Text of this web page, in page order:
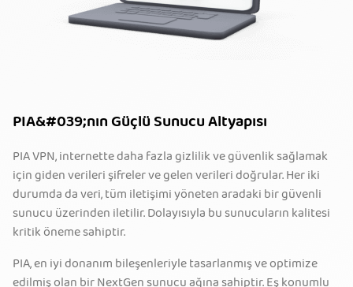
PIA&#039;nın Güçlü Sunucu Altyapısı
PIA VPN, internette daha fazla gizlilik ve güvenlik sağlamak
için giden verileri şifreler ve gelen verileri doğrular. Her iki
durumda da veri, tüm iletişimi yöneten aradaki bir güvenli
sunucu üzerinden iletilir. Dolayısıyla bu sunucuların kalitesi
kritik öneme sahiptir.
PIA, en iyi donanım bileşenleriyle tasarlanmış ve optimize